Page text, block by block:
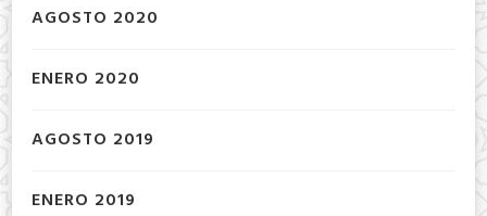
AGOSTO 2020
ENERO 2020
AGOSTO 2019
ENERO 2019